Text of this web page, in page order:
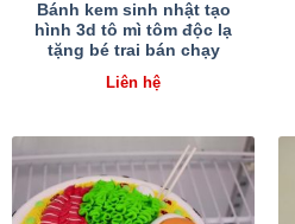
Bánh kem sinh nhật tạo
hình 3d tô mì tôm độc lạ
tặng bé trai bán chạy
Liên hệ